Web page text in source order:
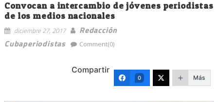
Convocan a intercambio de jóvenes periodistas
de los medios nacionales
diciembre 27, 2017
Redacción
Cubaperiodistas
Comment(0)
Compartir
0 Más